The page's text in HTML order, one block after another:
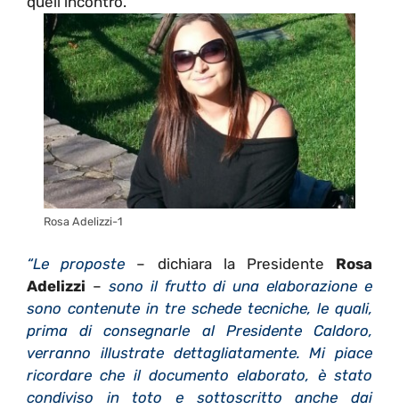
Rosa Adelizzi-1
“Le proposte – dichiara la Presidente Rosa
Adelizzi – sono il frutto di una elaborazione e
sono contenute in tre schede tecniche, le quali,
prima di consegnarle al Presidente Caldoro,
verranno illustrate dettagliatamente. Mi piace
ricordare che il documento elaborato, è stato
condiviso in toto e sottoscritto anche dai